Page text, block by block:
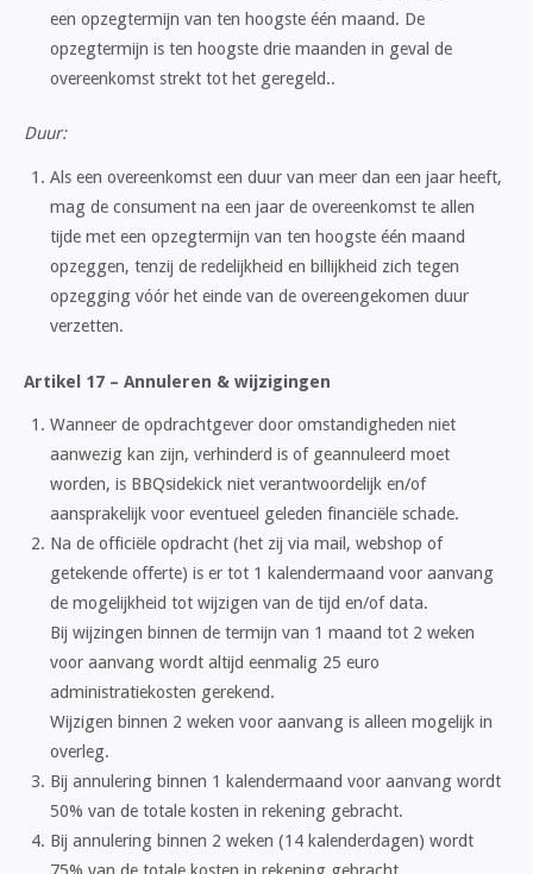
een opzegtermijn van ten hoogste één maand. De
opzegtermijn is ten hoogste drie maanden in geval de
overeenkomst strekt tot het geregeld..
Duur:
Als een overeenkomst een duur van meer dan een jaar heeft,
mag de consument na een jaar de overeenkomst te allen
tijde met een opzegtermijn van ten hoogste één maand
opzeggen, tenzij de redelijkheid en billijkheid zich tegen
opzegging vóór het einde van de overeengekomen duur
verzetten.
Artikel 17 – Annuleren & wijzigingen
Wanneer de opdrachtgever door omstandigheden niet
aanwezig kan zijn, verhinderd is of geannuleerd moet
worden, is BBQsidekick niet verantwoordelijk en/of
aansprakelijk voor eventueel geleden financiële schade.
Na de officiële opdracht (het zij via mail, webshop of
getekende offerte) is er tot 1 kalendermaand voor aanvang
de mogelijkheid tot wijzigen van de tijd en/of data.
Bij wijzingen binnen de termijn van 1 maand tot 2 weken
voor aanvang wordt altijd eenmalig 25 euro
administratiekosten gerekend.
Wijzigen binnen 2 weken voor aanvang is alleen mogelijk in
overleg.
Bij annulering binnen 1 kalendermaand voor aanvang wordt
50% van de totale kosten in rekening gebracht.
Bij annulering binnen 2 weken (14 kalenderdagen) wordt